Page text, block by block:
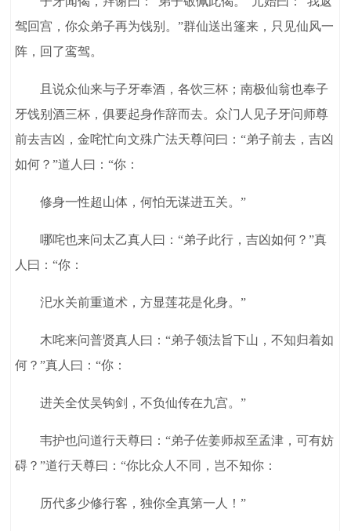
驾回宫，你众弟子再为饯别。”群仙送出篷来，只见仙风一
阵，回了鸾驾。
且说众仙来与子牙奉酒，各饮三杯；南极仙翁也奉子
牙饯别酒三杯，俱要起身作辞而去。众门人见子牙问师尊
前去吉凶，金咤忙向文殊广法天尊问曰：“弟子前去，吉凶
如何？”道人曰：“你：
修身一性超山体，何怕无谋进五关。”
哪咤也来问太乙真人曰：“弟子此行，吉凶如何？”真
人曰：“你：
汜水关前重道术，方显莲花是化身。”
木咤来问普贤真人曰：“弟子领法旨下山，不知归着如
何？”真人曰：“你：
进关全仗吴钩剑，不负仙传在九宫。”
韦护也问道行天尊曰：“弟子佐姜师叔至孟津，可有妨
碍？”道行天尊曰：“你比众人不同，岂不知你：
历代多少修行客，独你全真第一人！”